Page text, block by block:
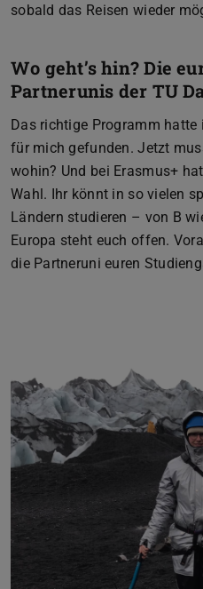
sobald das Reisen wieder
Wo geht’s hin? Die
Partnerunis der TU
Das richtige Programm
für mich gefunden. Jetzt
wohin? Und bei Erasmus+
Wahl. Ihr könnt in so vielen
Ländern studieren – von B
Europa steht euch offen.
die Partneruni euren